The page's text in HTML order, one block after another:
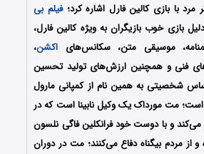
مرد با بازی کالین فارل اشاره کرد؛فیلم بی
بازی خوب بازیگران به ویژه کالین فارل،
موسیقی متن، سکانس‌های اکشن،
فنی و همچنین ارزش‌های تولید تحسین
شخصیتی به همین نام از کمپانی مارول
مت مورداک یک وکیل نابینا است که در
و با دوست خود فرانکلین فاگی نلسون
و از مردم بیگناه دفاع می‌کنند؛ مت در دوران